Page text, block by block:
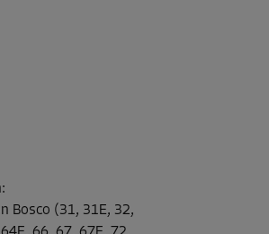
Ab 91,19 EUR/Mon
:
Bosco (31, 31E, 32,